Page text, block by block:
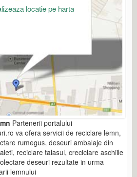
locatie pe harta
Partenerii portalului
va ofera servicii de reciclare lemn,
rumegus, deseuri ambalaje din
reciclare talasul, creciclare aschiile
deseuri rezultate in urma
lemnului